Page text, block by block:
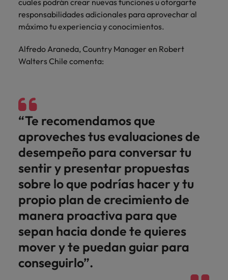
cuales podrán crear nuevas funciones u otorgarte
responsabilidades adicionales para aprovechar al
máximo tu experiencia y conocimientos.
Alfredo Araneda, Country Manager en Robert
Walters Chile comenta:
“Te recomendamos que
aproveches tus evaluaciones de
desempeño para conversar tu
sentir y presentar propuestas
sobre lo que podrías hacer y tu
propio plan de crecimiento de
manera proactiva para que
sepan hacia donde te quieres
mover y te puedan guiar para
conseguirlo”.